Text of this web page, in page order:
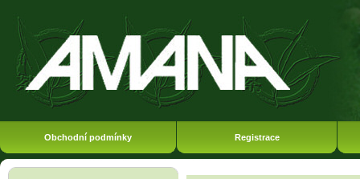
Obchodní podmínky Registrace